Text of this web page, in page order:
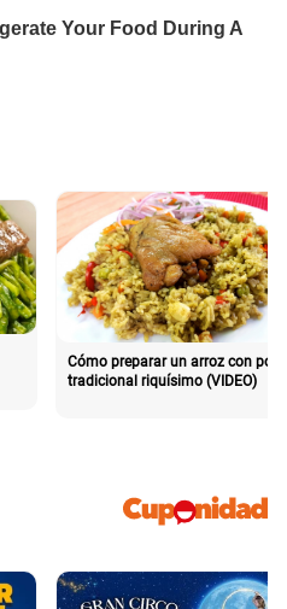
Cómo preparar un arroz con pollo
tradicional riquísimo (VIDEO)